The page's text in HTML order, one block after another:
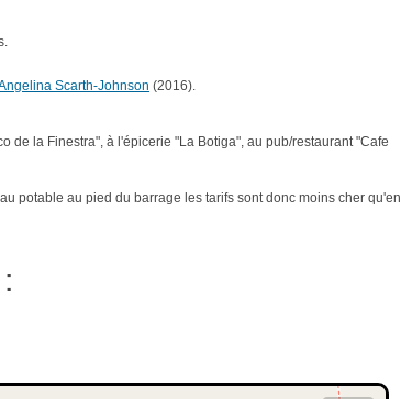
Scarth-Johnson (2016).
de la Finestra", à l'épicerie "La Botiga", au pub/restaurant "Cafe
potable au pied du barrage les tarifs sont donc moins cher qu'en